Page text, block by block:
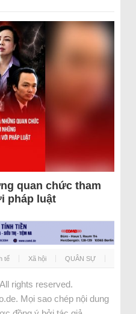
quan chức tham
pháp luật
tế Xã hội QUÂN SỰ
rights reserved.
Mọi sao chép nội dung